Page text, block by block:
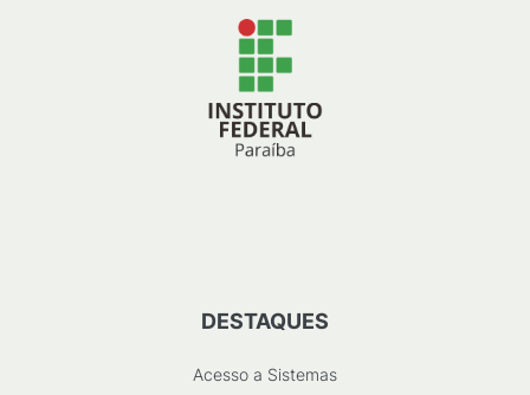
DESTAQUES
Acesso a Sistemas